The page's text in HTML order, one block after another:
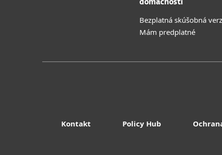
domácnosti
Bezplatná skúšobná
Mám predplatné
Kontakt Policy Hub